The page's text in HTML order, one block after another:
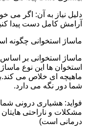
دلیل نیاز به آن: اگر می
آرامش کامل دست پیدا
ماساژ استخوانی چگونه
ماساژ استخوانی بر
استخوان ها این نوع
ماهیچه ای خلاص می
شما دور نگه می دارد.
فواید: هشیاری درونی
مشکلات و ناراحتی
درمانی است)